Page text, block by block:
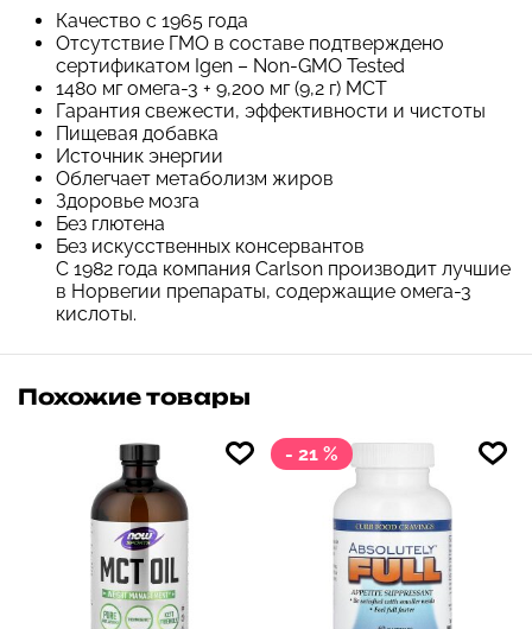
Качество с 1965 года
Отсутствие ГМО в составе подтверждено
сертификатом Igen – Non-GMO Tested
1480 мг омега-3 + 9,200 мг (9,2 г) MCT
Гарантия свежести, эффективности и чистоты
Пищевая добавка
Источник энергии
Облегчает метаболизм жиров
Здоровье мозга
Без глютена
Без искусственных консервантов
С 1982 года компания Carlson производит лучшие
в Норвегии препараты, содержащие омега-3
кислоты.
Похожие товары
- 21 %